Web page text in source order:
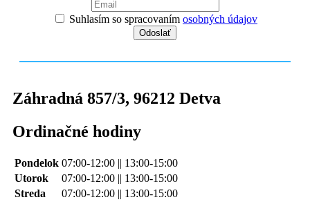
Suhlasím so spracovaním osobných údajov
Záhradná 857/3, 96212 Detva
Ordinačné hodiny
Pondelok 07:00-12:00 || 13:00-15:00
Utorok
07:00-12:00 || 13:00-15:00
Streda
07:00-12:00 || 13:00-15:00